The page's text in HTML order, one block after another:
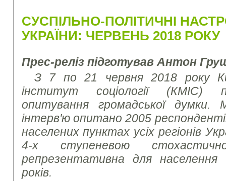
СУСПІЛЬНО-ПОЛІТИЧНІ
УКРАЇНИ: ЧЕРВЕНЬ 2018 РОКУ
Прес-реліз підготував Антон
З 7 по 21 червня 2018 року
інститут соціології (КМІС)
опитування громадської думки.
інтерв'ю опитано 2005
населених пунктах усіх регіонів
4-х ступеневою
репрезентативна для населення
років.